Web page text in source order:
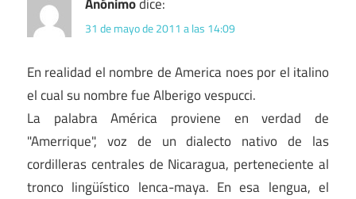
Anónimodice:
31 de mayo de 2011 a las 14:09
En realidad el nombre de America noes por el italino
el cual su nombre fue Alberigo vespucci.
La palabra América proviene en verdad de
"Amerrique", voz de un dialecto nativo de las
cordilleras centrales de Nicaragua, perteneciente al
tronco lingüístico lenca-maya. En esa lengua, el